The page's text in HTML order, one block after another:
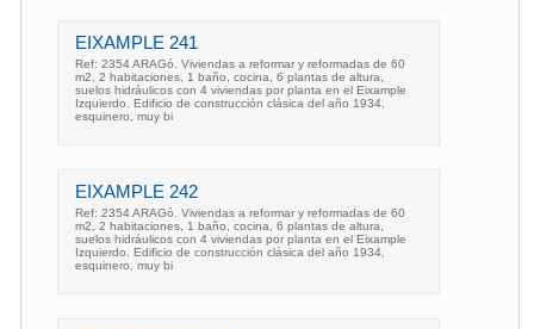
EIXAMPLE 241
Ref: 2354 ARAGó. Viviendas a reformar y reformadas de 60
m2, 2 habitaciones, 1 baño, cocina, 6 plantas de altura,
suelos hidráulicos con 4 viviendas por planta en el Eixample
Izquierdo. Edificio de construcción clásica del año 1934,
esquinero, muy bi
EIXAMPLE 242
Ref: 2354 ARAGó. Viviendas a reformar y reformadas de 60
m2, 2 habitaciones, 1 baño, cocina, 6 plantas de altura,
suelos hidráulicos con 4 viviendas por planta en el Eixample
Izquierdo. Edificio de construcción clásica del año 1934,
esquinero, muy bi